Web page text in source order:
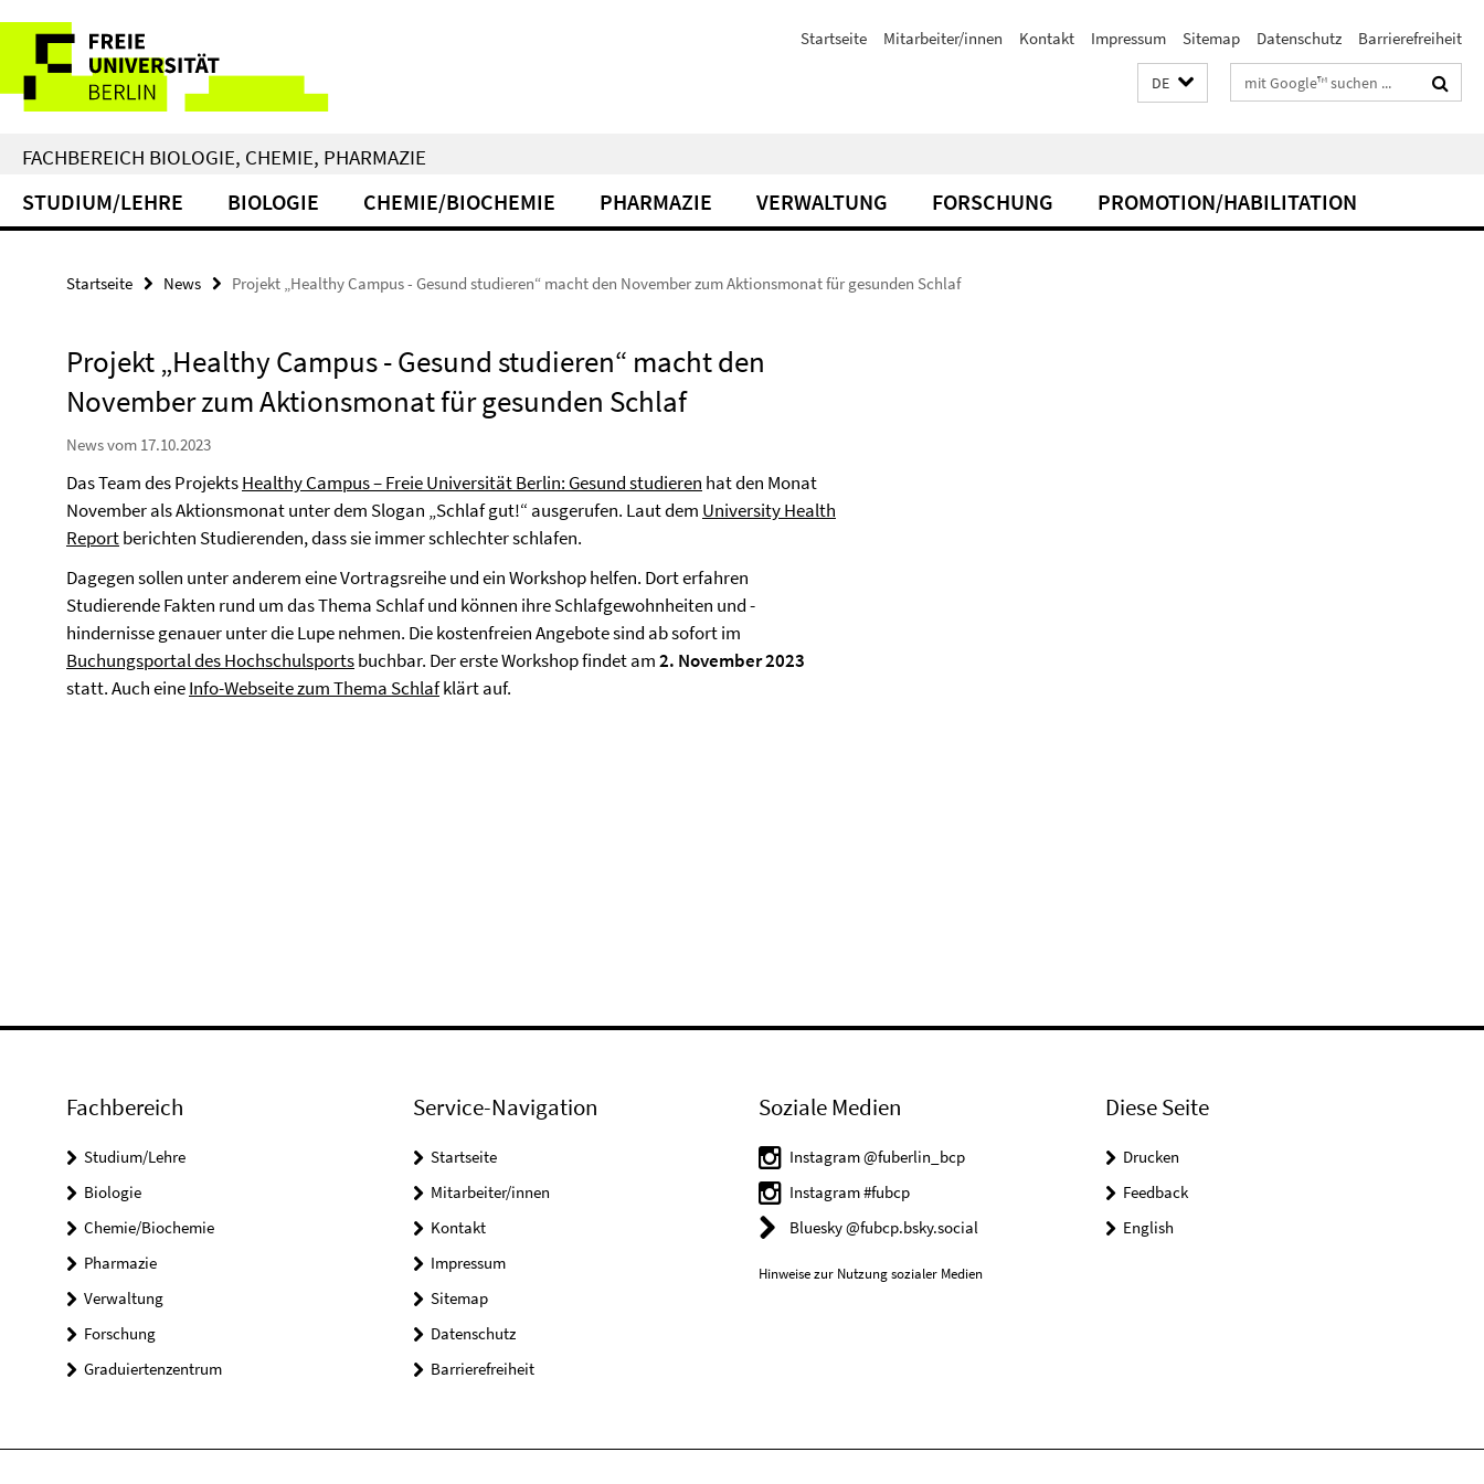
direkt
Inhalt
Service-
Navigation
Startseite Mitarbeiter/innen Kontakt Impressum Sitemap Datenschutz Barrierefreiheit
DE Suchbegriffe
FACHBEREICH BIOLOGIE, CHEMIE, PHARMAZIE
STUDIUM/LEHRE BIOLOGIE CHEMIE/BIOCHEMIE PHARMAZIE VERWALTUNG FORSCHUNG PROMOTION/HABILITATION
Startseite News Projekt „Healthy Campus - Gesund studieren“ macht den November zum Aktionsmonat für gesunden Schlaf
Projekt „Healthy Campus - Gesund studieren“ macht den
November zum Aktionsmonat für gesunden Schlaf
News vom 17.10.2023
Das Team des ProjektsHealthy Campus – Freie Universität Berlin: Gesund studieren hat den Monat
November als Aktionsmonat unter dem Slogan „Schlaf gut!“ ausgerufen. Laut dem University Health
Reportberichten Studierenden, dass sie immer schlechter schlafen.
Dagegen sollen unter anderem eine Vortragsreihe und ein Workshop helfen. Dort erfahren
Studierende Fakten rund um das Thema Schlaf und können ihre Schlafgewohnheiten und -
hindernisse genauer unter die Lupe nehmen. Die kostenfreien Angebote sind ab sofort im
Buchungsportal des Hochschulsportsbuchbar. Der erste Workshop findet am2. November 2023
statt. Auch eineInfo-Webseite zum Thema Schlafklärt auf.
Fachbereich
Studium/Lehre
Biologie
Chemie/Biochemie
Pharmazie
Verwaltung
Forschung
Graduiertenzentrum
Service-Navigation
Startseite
Mitarbeiter/innen
Kontakt
Impressum
Sitemap
Datenschutz
Barrierefreiheit
Soziale Medien
Instagram @fuberlin_bcp
Instagram #fubcp
Bluesky @fubcp.bsky.social
Hinweise zur Nutzung sozialer Medien
Diese Seite
Drucken
Feedback
English